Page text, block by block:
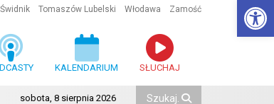
Świdnik Tomaszów Lubelski Włodawa Zamość
KALENDARIUM SŁUCHAJ
sobota, 8 sierpnia 2026